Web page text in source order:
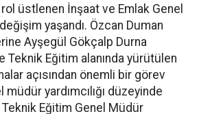
üstlenen İnşaat ve Emlak Genel
yaşandı. Özcan Duman
Ayşegül Gökçalp Durna
Eğitim alanında yürütülen
açısından önemli bir görev
yardımcılığı düzeyinde
Teknik Eğitim Genel Müdür